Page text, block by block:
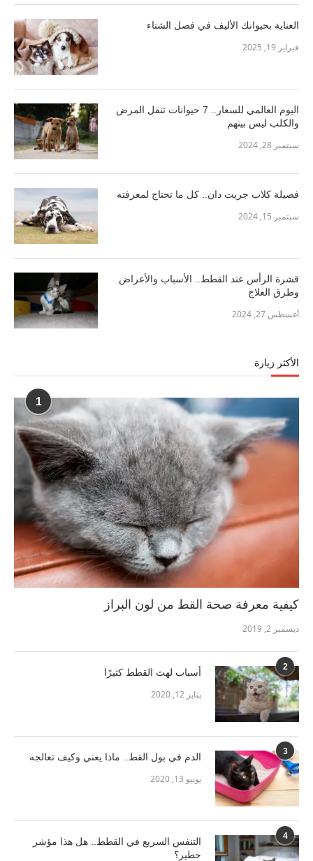
العناية بحيوانك الأليف في فصل الشتاء
فبراير 19, 2025
اليوم العالمي للسعار.. 7 حيوانات تنقل المرض
والكلب ليس بينهم
سبتمبر 28, 2024
فصيلة كلاب جريت دان.. كل ما تحتاج لمعرفته
سبتمبر 15, 2024
قشرة الرأس عند القطط.. الأسباب والأعراض
وطرق العلاج
أغسطس 27, 2024
الأكثر زيارة
1
كيفية معرفة صحة القط من لون البراز
ديسمبر 2, 2019
2 أسباب لهث القطط كثيرًا
يناير 12, 2020
3 الدم في بول القط.. ماذا يعني وكيف تعالجه
يونيو 13, 2020
4
التنفس السريع في القطط.. هل هذا مؤشر
خطير؟